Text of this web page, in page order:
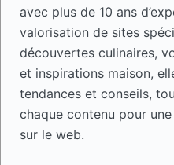
avec plus de 10 ans
valorisation de sites
découvertes culinaires,
et inspirations maison,
tendances et conseils,
chaque contenu pour
sur le web.